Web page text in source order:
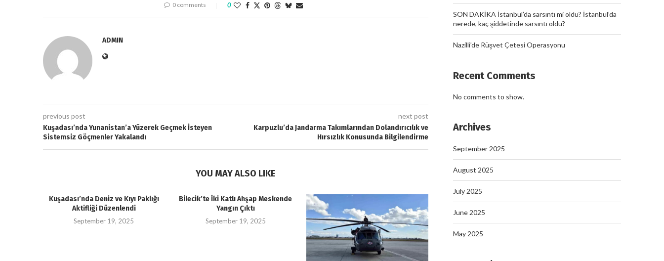
0 comments 0
ADMIN
previous post
Kuşadası’nda Yunanistan’a Yüzerek Geçmek İsteyen
Sistemsiz Göçmenler Yakalandı
next post
Karpuzlu’da Jandarma Takımlarından Dolandırıcılık ve
Hırsızlık Konusunda Bilgilendirme
YOU MAY ALSO LIKE
Kuşadası’nda Deniz ve Kıyı Paklığı
Aktifliği Düzenlendi
September 19, 2025
Bilecik’te İki Katlı Ahşap Meskende
Yangın Çıktı
September 19, 2025
SON DAKİKA İstanbul’da sarsıntı mi oldu? İstanbul’da
nerede, kaç şiddetinde sarsıntı oldu?
Nazilli’de Rüşvet Çetesi Operasyonu
Recent Comments
No comments to show.
Archives
September 2025
August 2025
July 2025
June 2025
May 2025